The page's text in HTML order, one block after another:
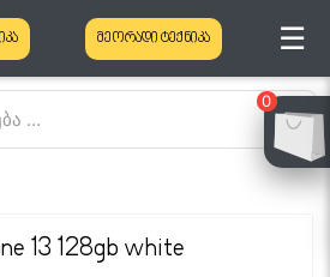
0
მეორადი ტექნიკა ☰